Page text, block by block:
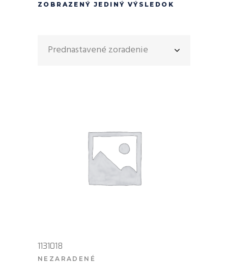
ZOBRAZENÝ JEDINÝ VÝSLEDOK
Prednastavené zoradenie
1131018
NEZARADENÉ